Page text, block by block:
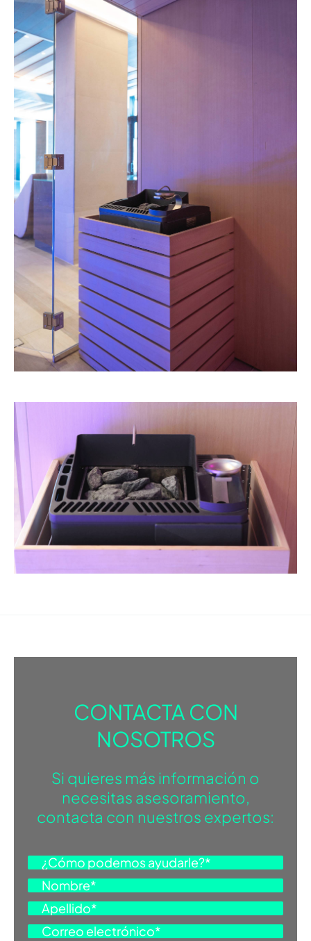
CONTACTA CON
NOSOTROS
Si quieres más información o
necesitas asesoramiento,
contacta con nuestros expertos: